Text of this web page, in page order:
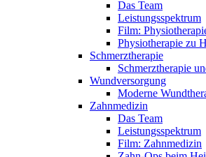
Das Team
Leistungsspektrum
Film:
Physiotherapie zu
Schmerztherapie
Schmerztherapie
Wundversorgung
Moderne
Zahnmedizin
Das Team
Leistungsspektrum
Film: Zahnmedizin